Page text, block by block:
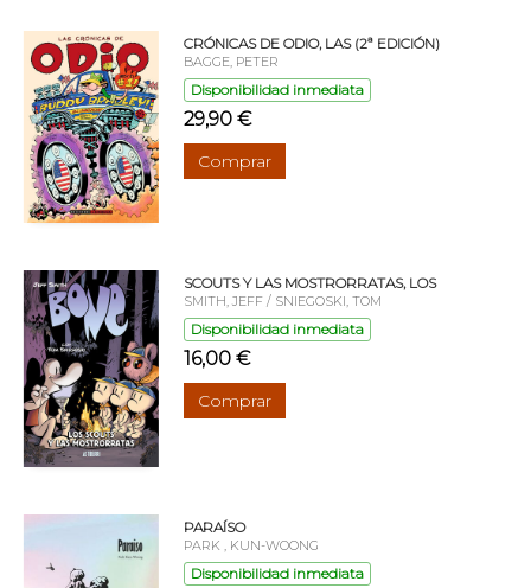
CRÓNICAS DE ODIO, LAS (2ª EDICIÓN)
BAGGE, PETER
Disponibilidad inmediata
29,90 €
Comprar
SCOUTS Y LAS MOSTRORRATAS, LOS
SMITH, JEFF / SNIEGOSKI, TOM
Disponibilidad inmediata
16,00 €
Comprar
PARAÍSO
PARK , KUN-WOONG
Disponibilidad inmediata